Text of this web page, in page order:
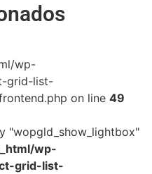
wp-
grid-list-
on line 49
"wopgld_show_lightbox"
wp-
grid-list-